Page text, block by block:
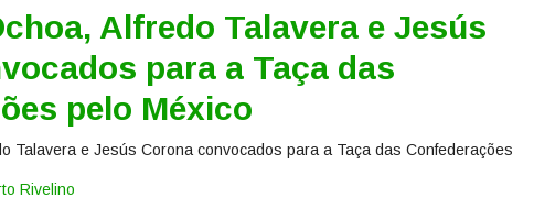
Alfredo Talavera e Jesús
para a Taça das
pelo México
Rivelino